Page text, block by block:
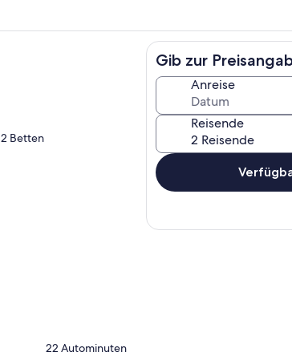
Innenbereich
2 Betten
‪22 Autominuten‬
Gib zur
Anreise
Reisende